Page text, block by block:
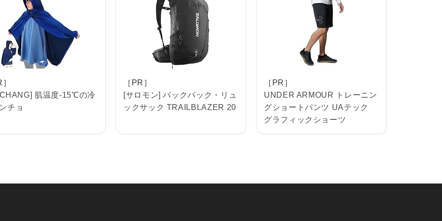
肌温度-15℃の冷
チョ
［PR］
[サロモン] バックパック・リュ
ックサック TRAILBLAZER 20
［PR］
UNDER ARMOUR トレーニン
グショートパンツ UAテック
グラフィックショーツ